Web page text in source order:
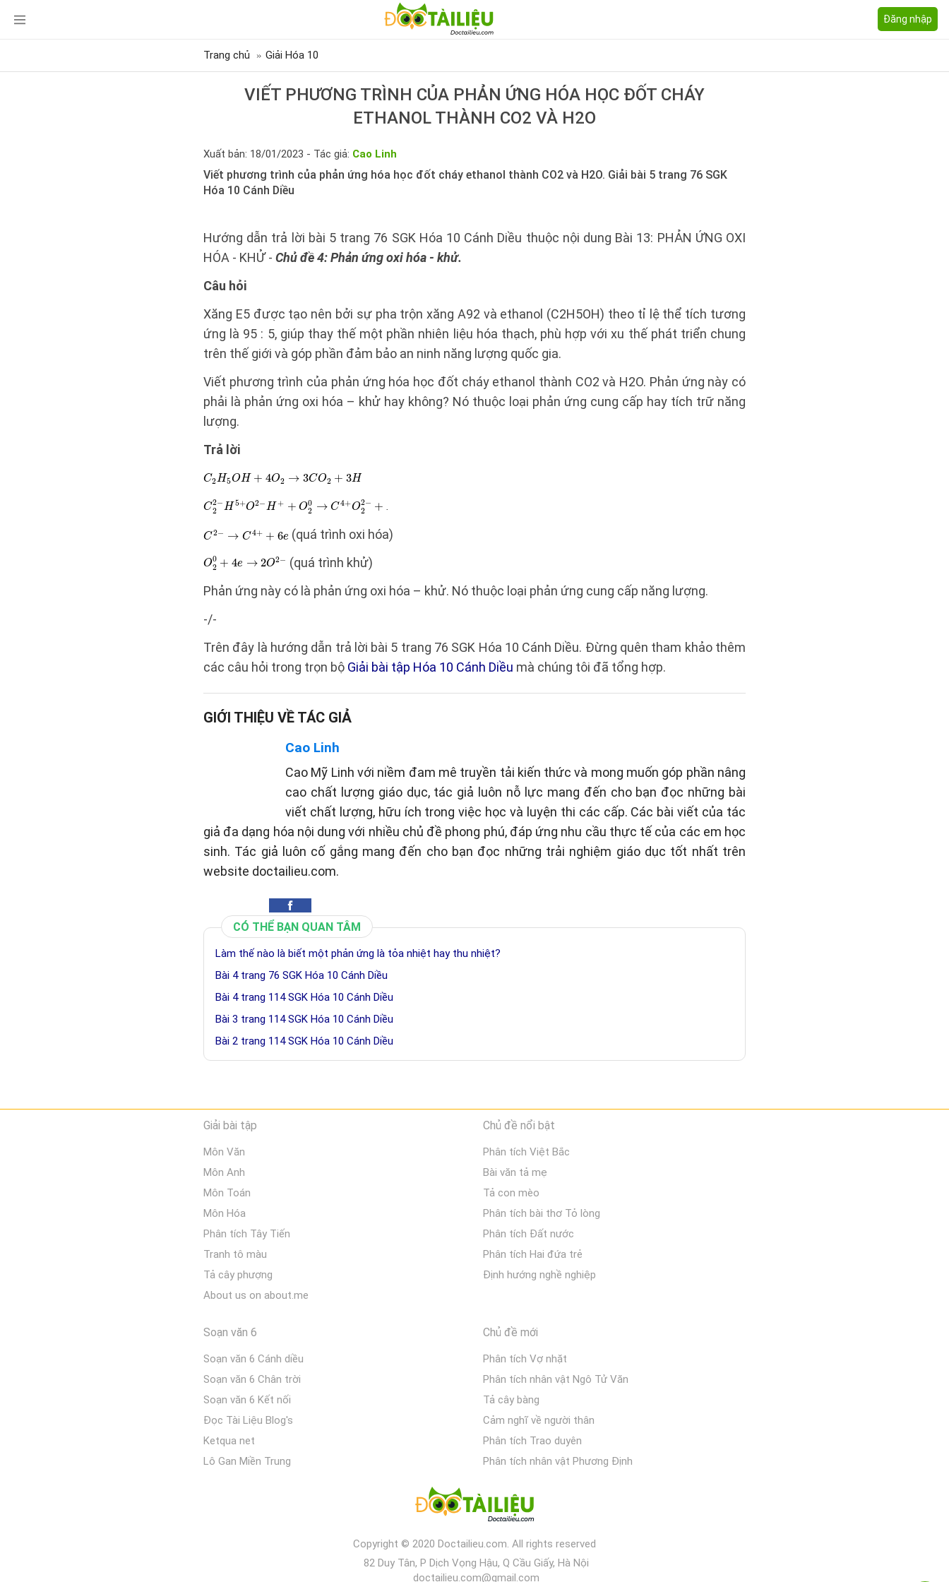
Đăng nhập
Trang chủ Giải Hóa 10
VIẾT PHƯƠNG TRÌNH CỦA PHẢN ỨNG HÓA HỌC ĐỐT CHÁY
ETHANOL THÀNH CO2 VÀ H2O
Xuất bản: 18/01/2023 - Tác giả: Cao Linh
Viết phương trình của phản ứng hóa học đốt cháy ethanol thành CO2 và H2O. Giải bài 5 trang 76 SGK
Hóa 10 Cánh Diều
Hướng dẫn trả lời bài 5 trang 76 SGK Hóa 10 Cánh Diều thuộc nội dung Bài 13: PHẢN ỨNG OXI
HÓA - KHỬ - Chủ đề 4: Phản ứng oxi hóa - khử.
Câu hỏi
Xăng E5 được tạo nên bởi sự pha trộn xăng A92 và ethanol (C2H5OH) theo tỉ lệ thể tích tương
ứng là 95 : 5, giúp thay thế một phần nhiên liệu hóa thạch, phù hợp với xu thế phát triển chung
trên thế giới và góp phần đảm bảo an ninh năng lượng quốc gia.
Viết phương trình của phản ứng hóa học đốt cháy ethanol thành CO2 và H2O. Phản ứng này có
phải là phản ứng oxi hóa – khử hay không? Nó thuộc loại phản ứng cung cấp hay tích trữ năng
lượng.
Trả lời
(quá trình oxi hóa)
(quá trình khử)
Phản ứng này có là phản ứng oxi hóa – khử. Nó thuộc loại phản ứng cung cấp năng lượng.
-/-
Trên đây là hướng dẫn trả lời bài 5 trang 76 SGK Hóa 10 Cánh Diều. Đừng quên tham khảo thêm
các câu hỏi trong trọn bộ Giải bài tập Hóa 10 Cánh Diều mà chúng tôi đã tổng hợp.
GIỚI THIỆU VỀ TÁC GIẢ
Cao Linh
Cao Mỹ Linh với niềm đam mê truyền tải kiến thức và mong muốn góp phần nâng
cao chất lượng giáo dục, tác giả luôn nỗ lực mang đến cho bạn đọc những bài
viết chất lượng, hữu ích trong việc học và luyện thi các cấp. Các bài viết của tác
giả đa dạng hóa nội dung với nhiều chủ đề phong phú, đáp ứng nhu cầu thực tế của các em học
sinh. Tác giả luôn cố gắng mang đến cho bạn đọc những trải nghiệm giáo dục tốt nhất trên
website doctailieu.com.
CÓ THỂ BẠN QUAN TÂM
Làm thế nào là biết một phản ứng là tỏa nhiệt hay thu nhiệt?
Bài 4 trang 76 SGK Hóa 10 Cánh Diều
Bài 4 trang 114 SGK Hóa 10 Cánh Diều
Bài 3 trang 114 SGK Hóa 10 Cánh Diều
Bài 2 trang 114 SGK Hóa 10 Cánh Diều
Giải bài tập
Môn Văn
Môn Anh
Môn Toán
Môn Hóa
Phân tích Tây Tiến
Tranh tô màu
Tả cây phượng
About us on about.me
Chủ đề nổi bật
Phân tích Việt Bắc
Bài văn tả mẹ
Tả con mèo
Phân tích bài thơ Tỏ lòng
Phân tích Đất nước
Phân tích Hai đứa trẻ
Định hướng nghề nghiệp
Soạn văn 6
Soạn văn 6 Cánh diều
Soạn văn 6 Chân trời
Soạn văn 6 Kết nối
Đọc Tài Liệu Blog's
Ketqua net
Lô Gan Miền Trung
Chủ đề mới
Phân tích Vợ nhặt
Phân tích nhân vật Ngô Tử Văn
Tả cây bàng
Cảm nghĩ về người thân
Phân tích Trao duyên
Phân tích nhân vật Phương Định
Copyright © 2020 Doctailieu.com. All rights reserved
82 Duy Tân, P Dịch Vọng Hậu, Q Cầu Giấy, Hà Nội
doctailieu.com@gmail.com